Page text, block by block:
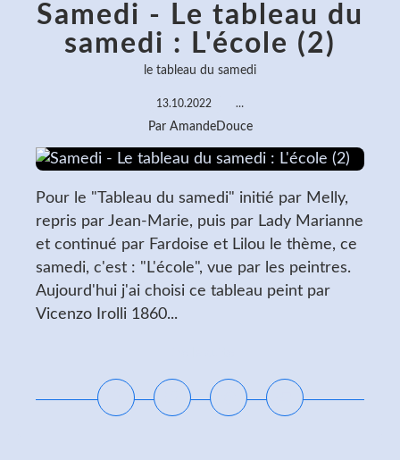
Samedi - Le tableau du
samedi : L'école (2)
le tableau du samedi
13.10.2022 …
Par AmandeDouce
Pour le "Tableau du samedi" initié par Melly,
repris par Jean-Marie, puis par Lady Marianne
et continué par Fardoise et Lilou le thème, ce
samedi, c'est : "L'école", vue par les peintres.
Aujourd'hui j'ai choisi ce tableau peint par
Vicenzo Irolli 1860...